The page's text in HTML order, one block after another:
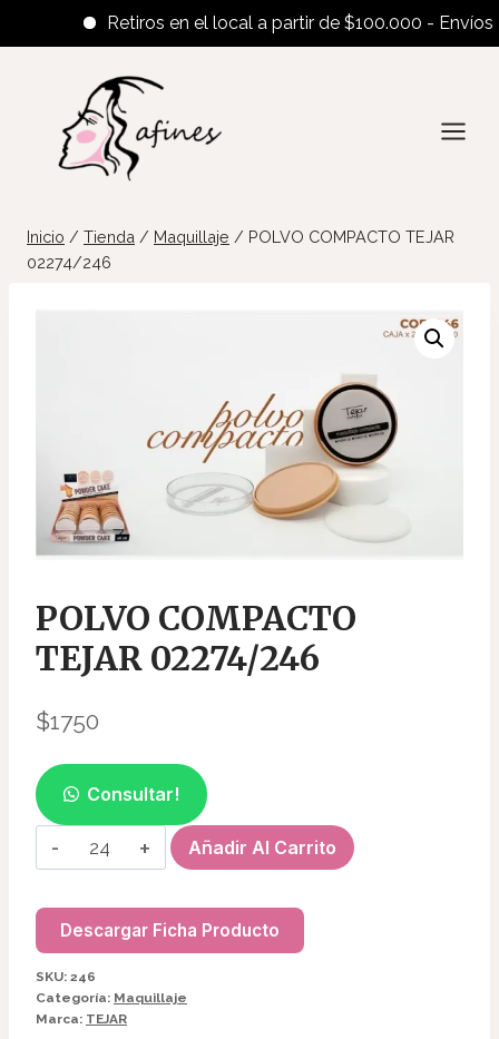
Retiros en el local a partir de $100.000 - Envíos al
contenido
Inicio / Tienda / Maquillaje / POLVO COMPACTO TEJAR
02274/246
POLVO COMPACTO
TEJAR 02274/246
$1750
Consultar!
POLVO
COMPACTO
02274/246
cantidad
Añadir Al Carrito
Descargar Ficha Producto
SKU: 246
Categoría: Maquillaje
Marca: TEJAR